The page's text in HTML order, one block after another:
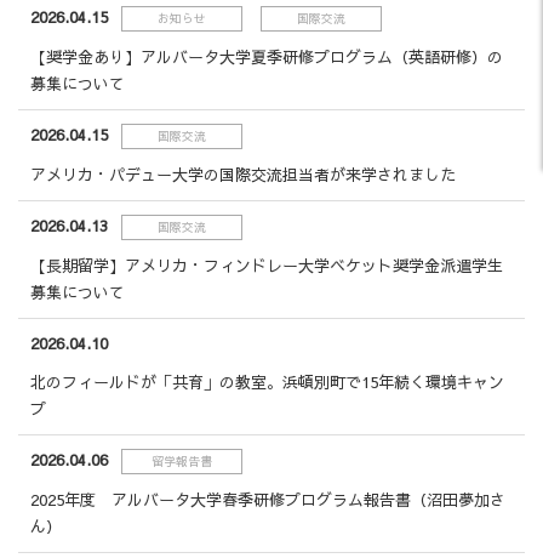
2026.04.15 お知らせ 国際交流
【奨学金あり】アルバータ大学夏季研修プログラム（英語研修）の
募集について
2026.04.15 国際交流
アメリカ・パデュー大学の国際交流担当者が来学されました
2026.04.13 国際交流
【長期留学】アメリカ・フィンドレー大学ベケット奨学金派遣学生
募集について
2026.04.10
北のフィールドが「共育」の教室。浜頓別町で15年続く環境キャン
プ
2026.04.06 留学報告書
2025年度 アルバータ大学春季研修プログラム報告書（沼田夢加さ
ん）